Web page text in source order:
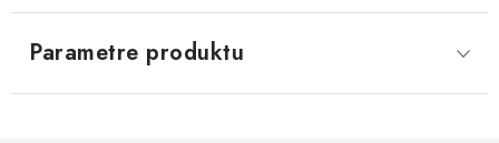
Parametre produktu